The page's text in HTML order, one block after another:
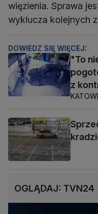
więzienia. Sprawa
wyklucza kolejnych
DOWIEDZ SIĘ WIĘCEJ:
"To
z
OGLĄDAJ: TVN24